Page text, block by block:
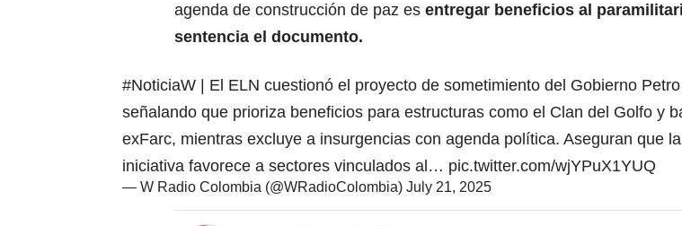
agenda de construcción de paz es entregar beneficios al
sentencia el documento.
#NoticiaW | El ELN cuestionó el proyecto de sometimiento del Gobierno Petro
señalando que prioriza beneficios para estructuras como el Clan del Golfo y
exFarc, mientras excluye a insurgencias con agenda política. Aseguran que la
iniciativa favorece a sectores vinculados al… pic.twitter.com/wjYPuX1YUQ
— W Radio Colombia (@WRadioColombia) July 21, 2025